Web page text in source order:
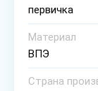
первичка
Материал
ВПЭ
Страна